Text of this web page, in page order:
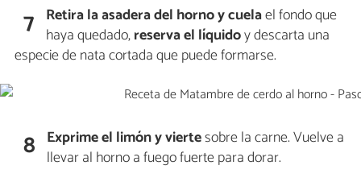
7 Retira la asadera del horno ycuelael fondo que
haya quedado,reserva el líquidoy descarta una
especie de nata cortada que puede formarse.
8 Exprime el limón y viertesobre la carne. Vuelve a
llevar al horno a fuego fuerte para dorar.